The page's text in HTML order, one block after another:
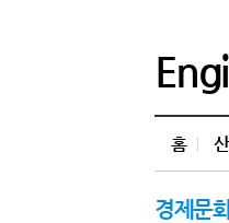
홈
경제문